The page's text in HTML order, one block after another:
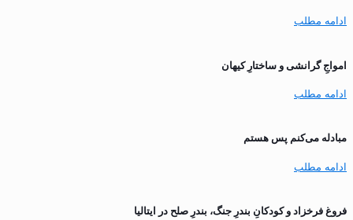
ادامه مطلب
‌امواجِ گرانشی و ساختارِ کیهان
ادامه مطلب
مبادله می‌کنم پس هستم
ادامه مطلب
فروغ فرخزاد و کودکانِ بندرِ جنگ، بندرِ صلح در ایتالیا